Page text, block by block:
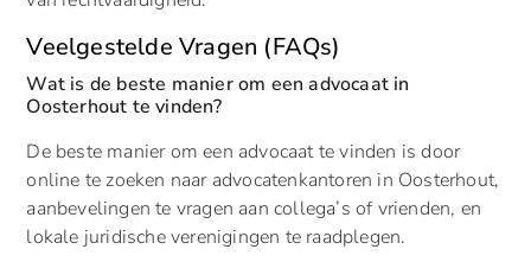
Veelgestelde Vragen (FAQs)
Wat is de beste manier om een advocaat in
Oosterhout te vinden?
De beste manier om een advocaat te vinden is door
online te zoeken naar advocatenkantoren in Oosterhout,
aanbevelingen te vragen aan collega’s of vrienden, en
lokale juridische verenigingen te raadplegen.